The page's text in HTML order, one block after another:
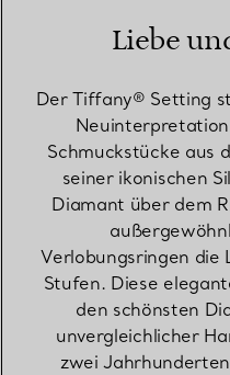
Liebe
Der Tiffany® Setting
Schmuckstücke aus
seiner ikonischen
Diamant über dem
Verlobungsringen die
Stufen. Diese
den schönsten
unvergleichlicher
zwei